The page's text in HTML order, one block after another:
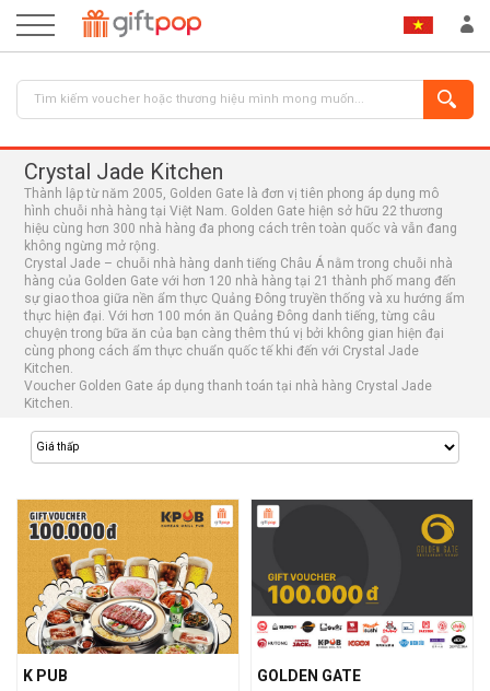
ĐĂNG NHẬP ĐĂNG KÝ
Crystal Jade Kitchen
Thành lập từ năm 2005, Golden Gate là đơn vị tiên phong áp dụng mô
hình chuỗi nhà hàng tại Việt Nam. Golden Gate hiện sở hữu 22 thương
hiệu cùng hơn 300 nhà hàng đa phong cách trên toàn quốc và vẫn đang
không ngừng mở rộng.
Crystal Jade – chuỗi nhà hàng danh tiếng Châu Á nằm trong chuỗi nhà
hàng của Golden Gate với hơn 120 nhà hàng tại 21 thành phố mang đến
sự giao thoa giữa nền ẩm thực Quảng Đông truyền thống và xu hướng ẩm
thực hiện đại. Với hơn 100 món ăn Quảng Đông danh tiếng, từng câu
chuyện trong bữa ăn của bạn càng thêm thú vị bởi không gian hiện đại
cùng phong cách ẩm thực chuẩn quốc tế khi đến với Crystal Jade
Kitchen.
Voucher Golden Gate áp dụng thanh toán tại nhà hàng Crystal Jade
Kitchen.
K PUB GOLDEN GATE